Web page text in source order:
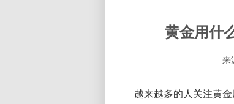
黄金用什
来
越来越多的人关注黄